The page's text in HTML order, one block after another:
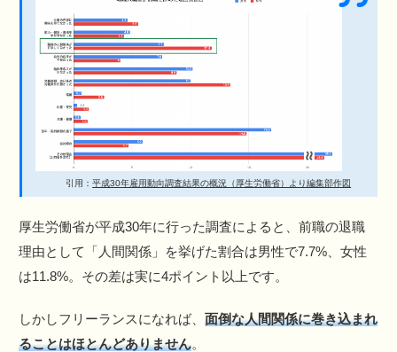
引用：平成30年雇用動向調査結果の概況（厚生労働省）より編集部作図
厚生労働省が平成30年に行った調査によると、前職の退職
理由として「人間関係」を挙げた割合は男性で7.7%、女性
は11.8%。その差は実に4ポイント以上です。
しかしフリーランスになれば、面倒な人間関係に巻き込まれ
ることはほとんどありません。